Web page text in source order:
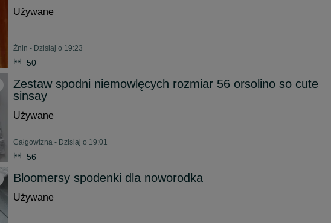
Używane
Żnin - Dzisiaj o 19:23
50
Zestaw spodni niemowlęcych rozmiar 56 orsolino so cute
sinsay
Używane
Całgowizna - Dzisiaj o 19:01
56
Bloomersy spodenki dla noworodka
Używane